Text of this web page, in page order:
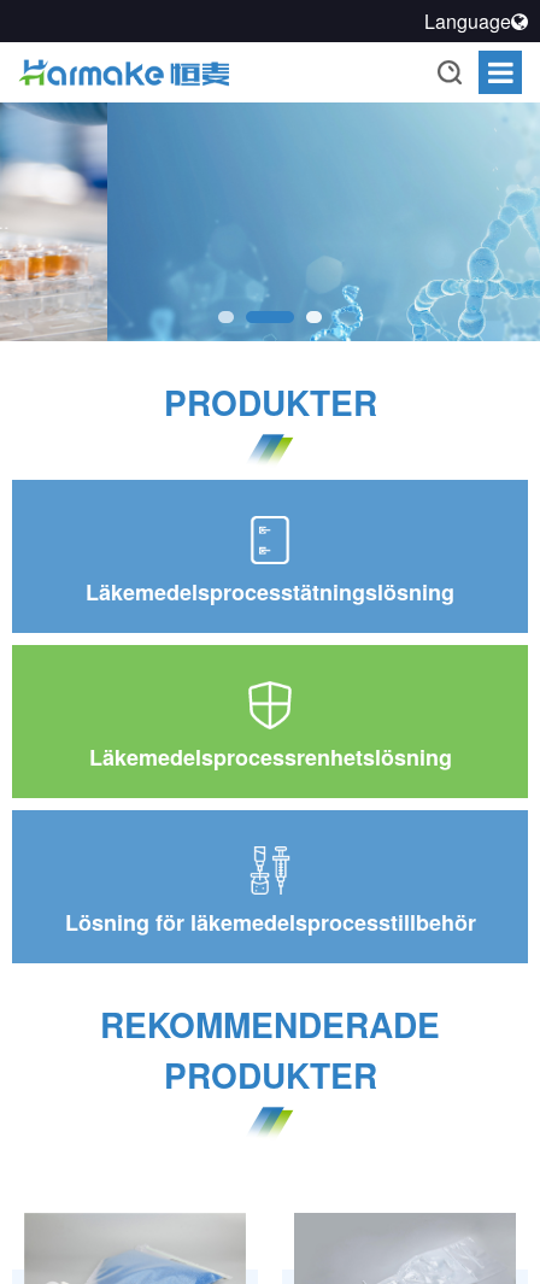
PRODUKTER
Läkemedelsprocesstätningslösning
Läkemedelsprocessrenhetslösning
Lösning för läkemedelsprocesstillbehör
REKOMMENDERADE
PRODUKTER
Language